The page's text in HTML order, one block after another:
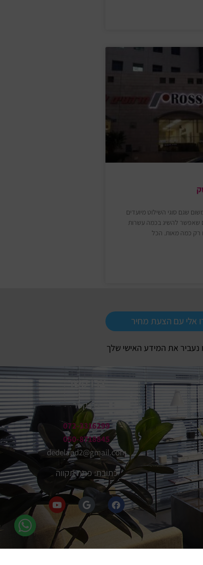
שגם סוגי השילוט מיועדים
שאפשר להשיג בכמה עשרות
רק כמה מאות. הכל
אלי עם הצעת מחיר
את המידע האישי שלך
צרו קשר
צרו קשר
072-3316299
050-8718845
dedeland2@gmail.com
כתובת: פתח תקווה